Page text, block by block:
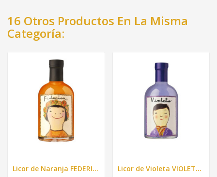
16 Otros Productos En La Misma
Categoría:
Licor de Naranja FEDERICA 200ml Licor de Violeta VIOLETO 500ml